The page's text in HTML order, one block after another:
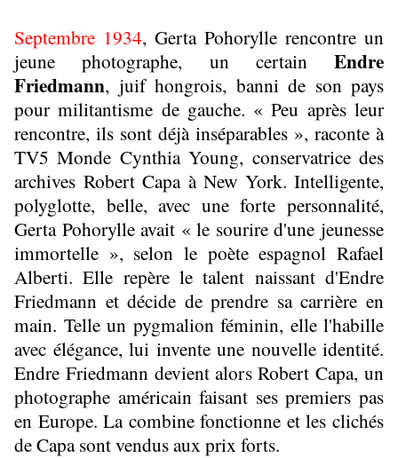
Septembre 1934, Gerta Pohorylle rencontre un
jeune photographe, un certain Endre
Friedmann, juif hongrois, banni de son pays
pour militantisme de gauche. « Peu après leur
rencontre, ils sont déjà inséparables », raconte à
TV5 Monde Cynthia Young, conservatrice des
archives Robert Capa à New York. Intelligente,
polyglotte, belle, avec une forte personnalité,
Gerta Pohorylle avait « le sourire d'une jeunesse
immortelle », selon le poète espagnol Rafael
Alberti. Elle repère le talent naissant d'Endre
Friedmann et décide de prendre sa carrière en
main. Telle un pygmalion féminin, elle l'habille
avec élégance, lui invente une nouvelle identité.
Endre Friedmann devient alors Robert Capa, un
photographe américain faisant ses premiers pas
en Europe. La combine fonctionne et les clichés
de Capa sont vendus aux prix forts.